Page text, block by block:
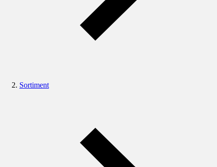
Sortiment